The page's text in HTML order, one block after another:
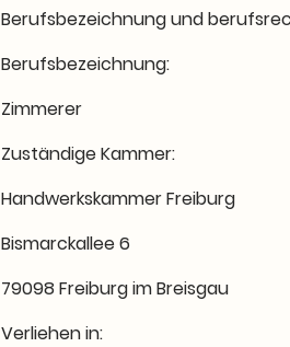
Berufsbezeichnung und
Berufsbezeichnung:
Zimmerer
Zuständige Kammer:
Handwerkskammer Freiburg
Bismarckallee 6
79098 Freiburg im Breisgau
Verliehen in: